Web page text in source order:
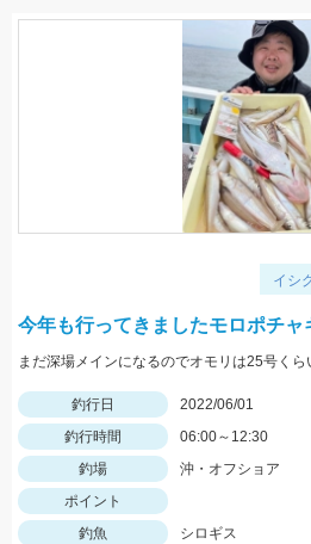
イシ
今年も行ってきましたモロポチャ
釣行日
2022/06/01
釣行時間
06:00～12:30
釣場
沖・オフショア
ポイント
釣魚
シロギス